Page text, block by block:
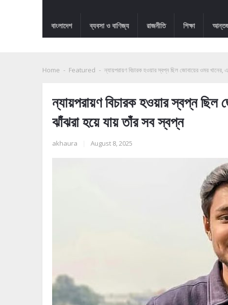
বাংলাদেশ ব্যবসা ও বাণিজ্য রাজনীতি শিক্ষা
Home - Featured - ন্যায়পরায়ণ বিচারক হওয়ার স্বপ্ন ছিল জোবায়ের ওমর
ন্যায়পরায়ণ বিচারক হওয়ার স্বপ্ন
ঝাঁঝরা হয়ে যায় তাঁর সব স্বপ্ন
akhaura August 8, 2025